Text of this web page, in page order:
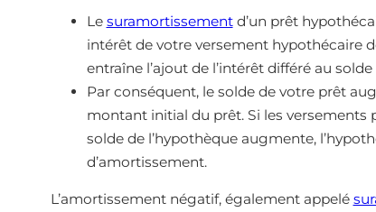
Le suramortissementd’un prêt
intérêt de votre versement hypothécaire
entraîne l’ajout de l’intérêt différé au
Par conséquent, le solde de votre prêt
montant initial du prêt. Si les versements
solde de l’hypothèque augmente,
d’amortissement.
L’amortissement négatif, également appelé